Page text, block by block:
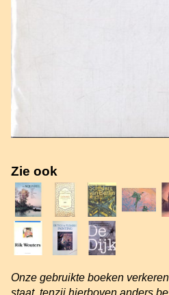
Zie ook
Onze gebruikte boeken
staat, tenzij hierboven anders